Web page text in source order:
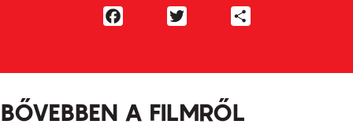
Facebook
BŐVEBBEN A FILMRŐL